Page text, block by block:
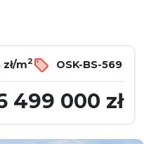
zł/m2 OSK-BS-569
499 000 zł